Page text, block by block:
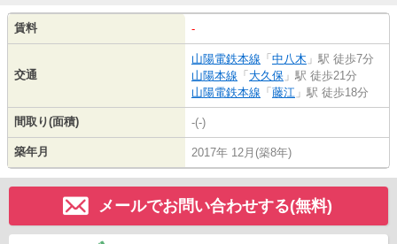
賃料 -
交通
山陽電鉄本線 「 中八木 」駅 徒歩7分
山陽本線 「 大久保 」駅 徒歩21分
山陽電鉄本線 「 藤江 」駅 徒歩18分
間取り(面積) -(-)
築年月 2017年 12月(築8年)
メールでお問い合わせする(無料)